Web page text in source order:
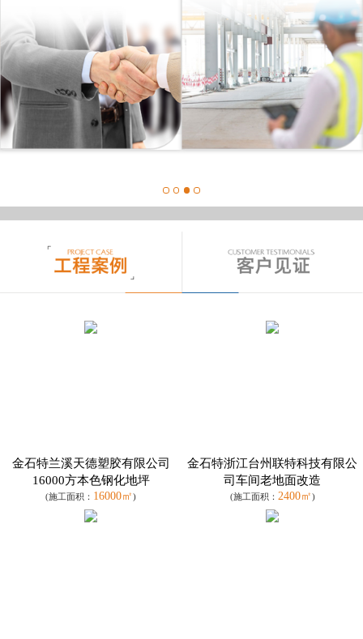
金石特兰溪天德塑胶有限公司
16000方本色钢化地坪
(施工面积： 16000㎡)
金石特浙江台州联特科技有限公
司车间老地面改造
(施工面积： 2400㎡)